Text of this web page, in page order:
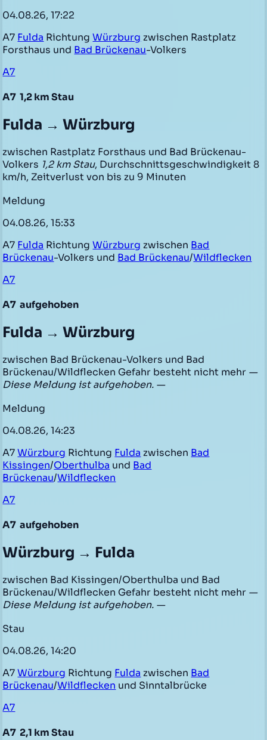
04.08.26, 17:22
A7 Fulda RichtungWürzburg zwischen Rastplatz
Forsthaus und Bad Brückenau-Volkers
A7
A7 1,2 km Stau
Fulda → Würzburg
zwischen Rastplatz Forsthaus und Bad Brückenau-
Volkers 1,2 km Stau, Durchschnittsgeschwindigkeit 8
km/h, Zeitverlust von bis zu 9 Minuten
Meldung
04.08.26, 15:33
A7 Fulda RichtungWürzburg zwischen Bad
Brückenau-Volkers und Bad Brückenau/Wildflecken
A7
A7 aufgehoben
Fulda → Würzburg
zwischen Bad Brückenau-Volkers und Bad
Brückenau/Wildflecken Gefahr besteht nicht mehr —
Diese Meldung ist aufgehoben. —
Meldung
04.08.26, 14:23
A7Würzburg Richtung Fulda zwischen Bad
Kissingen/Oberthulba und Bad
Brückenau/Wildflecken
A7
A7 aufgehoben
Würzburg → Fulda
zwischen Bad Kissingen/Oberthulba und Bad
Brückenau/Wildflecken Gefahr besteht nicht mehr —
Diese Meldung ist aufgehoben. —
Stau
04.08.26, 14:20
A7Würzburg Richtung Fulda zwischen Bad
Brückenau/Wildflecken und Sinntalbrücke
A7
A7 2,1 km Stau